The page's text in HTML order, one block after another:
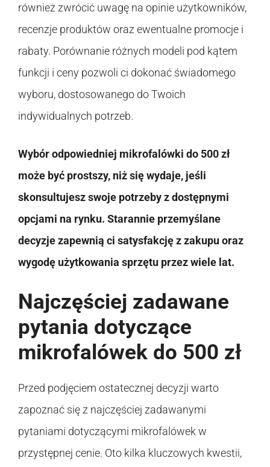
również zwrócić uwagę na opinie użytkowników,
recenzje produktów oraz ewentualne promocje i
rabaty. Porównanie różnych modeli pod kątem
funkcji i ceny pozwoli ci dokonać świadomego
wyboru, dostosowanego do Twoich
indywidualnych potrzeb.
Wybór odpowiedniej mikrofalówki do 500 zł
może być prostszy, niż się wydaje, jeśli
skonsultujesz swoje potrzeby z dostępnymi
opcjami na rynku. Starannie przemyślane
decyzje zapewnią ci satysfakcję z zakupu oraz
wygodę użytkowania sprzętu przez wiele lat.
Najczęściej zadawane
pytania dotyczące
mikrofalówek do 500 zł
Przed podjęciem ostatecznej decyzji warto
zapoznać się z najczęściej zadawanymi
pytaniami dotyczącymi mikrofalówek w
przystępnej cenie. Oto kilka kluczowych kwestii,